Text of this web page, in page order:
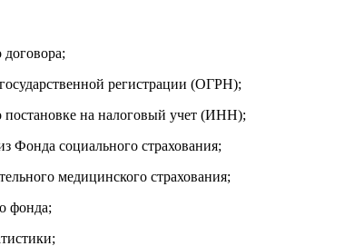
договора;
регистрации (ОГРН);
постановке на налоговый учет (ИНН);
Фонда социального страхования;
медицинского страхования;
фонда;